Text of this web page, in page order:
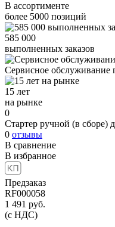
В ассортименте
более 5000 позиций
585 000
выполненных заказов
Сервисное обслуживание
15 лет
на рынке
0
Стартер ручной (в сборе)
0 отзывы
В сравнение
В избранное
Предзаказ
RF000058
1 491 руб.
(с НДС)